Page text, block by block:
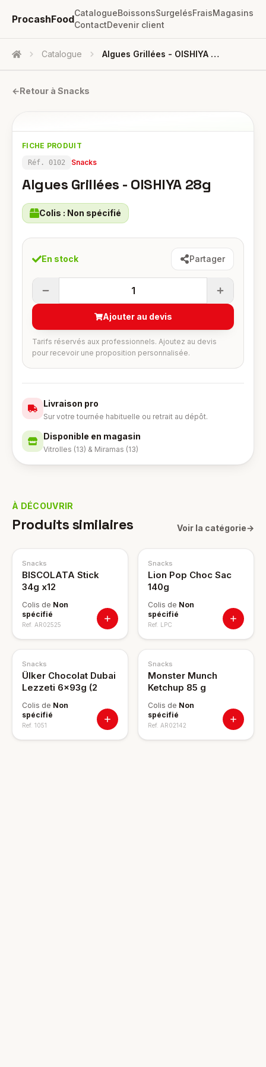
ProcashFood
CatalogueBoissonsSurgelésFraisMagasins
ContactDevenir client
Accueil Catalogue Algues Grillées - OISHIYA 28g
←Retour à Snacks
FICHE PRODUIT
Réf. 0102 Snacks
Algues Grillées - OISHIYA 28g
Colis : Non spécifié
En stock Partager
1
Ajouter au devis
Tarifs réservés aux professionnels. Ajoutez au devis
pour recevoir une proposition personnalisée.
Livraison pro
Sur votre tournée habituelle ou retrait au dépôt.
Disponible en magasin
Vitrolles (13) & Miramas (13)
À DÉCOUVRIR
Produits similaires Voir la catégorie→
Snacks
BISCOLATA Stick
34g x12
Colis de Non
spécifié
Ref. AR02525
Snacks
Lion Pop Choc Sac
140g
Colis de Non
spécifié
Ref. LPC
Snacks
Ülker Chocolat Dubai
Lezzeti 6x93g (2
Colis de Non
spécifié
Ref. 1051
Snacks
Monster Munch
Ketchup 85 g
Colis de Non
spécifié
Ref. AR02142